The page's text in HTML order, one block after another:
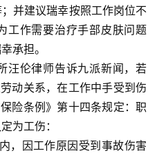
并建议瑞幸按照工作岗位不
工作需要治疗手部皮肤问题
承担。
汪伦律师告诉九派新闻，若
动关系，在工作中手受到伤
险条例》第十四条规定：职
为工伤：
，因工作原因受到事故伤害